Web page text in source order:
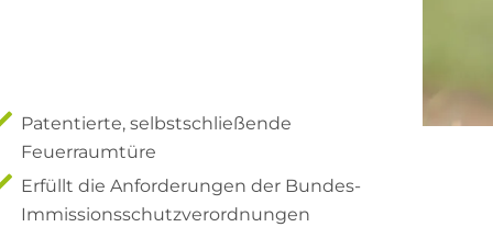
Patentierte, selbstschließende
Feuerraumtüre
Erfüllt die Anforderungen der Bundes-
Immissionsschutzverordnungen